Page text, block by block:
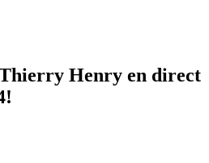
Henry en direct